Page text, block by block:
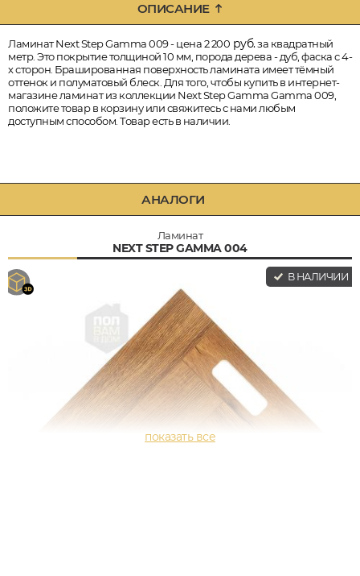
ОПИСАНИЕ
Ламинат Next Step Gamma 009 - цена 2 200 руб.за квадратный
метр. Это покрытие толщиной 10 мм, порода дерева - дуб, фаска с 4-
х сторон. Брашированная поверхность ламината имеет тёмный
оттенок и полуматовый блеск. Для того, чтобы купить в интернет-
магазине ламинат из коллекции Next Step Gamma Gamma 009,
положите товар в корзину или свяжитесь с нами любым
доступным способом. Товар есть в наличии.
АНАЛОГИ
Ламинат
NEXT STEP GAMMA 004
В НАЛИЧИИ